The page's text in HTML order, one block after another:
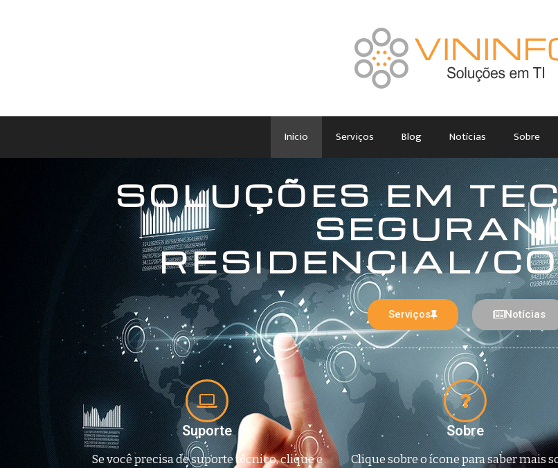
Início Serviços Blog Notícias Sobre
SOLUÇÕES EM
RESIDENCIAL/
Serviços Notícias
Suporte
Se você precisa de suporte técnico, clique e
Sobre
Clique sobre o ícone para saber mais